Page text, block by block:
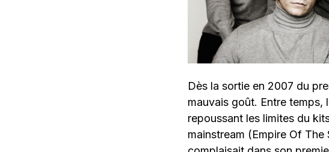
Dès la sortie en 2007 du
mauvais goût. Entre temps,
repoussant les limites du
mainstream (Empire Of